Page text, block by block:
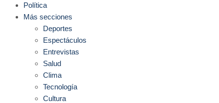
Política
Más secciones
Deportes
Espectáculos
Entrevistas
Salud
Clima
Tecnología
Cultura